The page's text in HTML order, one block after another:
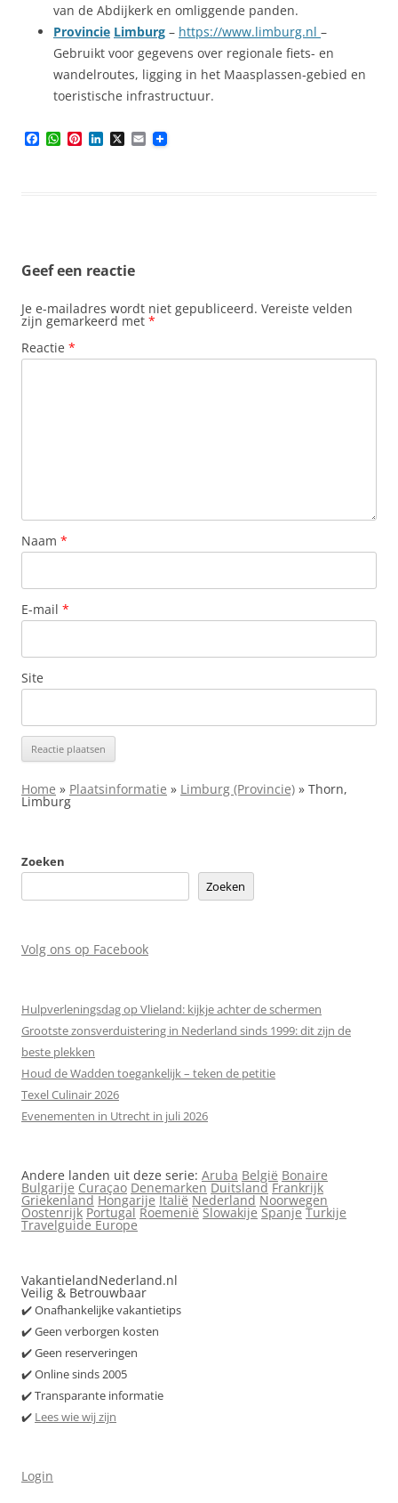
van de Abdijkerk en omliggende panden.
Provincie Limburg – https://www.limburg.nl –
Gebruikt voor gegevens over regionale fiets- en
wandelroutes, ligging in het Maasplassen‑gebied en
toeristische infrastructuur.
W P X E
m
Geef een reactie
Je e-mailadres wordt niet gepubliceerd. Vereiste velden
zijn gemarkeerd met *
Reactie *
Naam *
E-mail *
Site
Home » Plaatsinformatie » Limburg (Provincie) » Thorn,
Limburg
Zoeken
Zoeken
Volg ons op Facebook
Hulpverleningsdag op Vlieland: kijkje achter de schermen
Grootste zonsverduistering in Nederland sinds 1999: dit zijn de
beste plekken
Houd de Wadden toegankelijk – teken de petitie
Texel Culinair 2026
Evenementen in Utrecht in juli 2026
Andere landen uit deze serie: Aruba België Bonaire
Bulgarije Curaçao Denemarken Duitsland Frankrijk
Griekenland Hongarije Italië Nederland Noorwegen
Oostenrijk Portugal Roemenië Slowakije Spanje Turkije
Travelguide Europe
VakantielandNederland.nl
Veilig & Betrouwbaar
✔️ Onafhankelijke vakantietips
✔️ Geen verborgen kosten
✔️ Geen reserveringen
✔️ Online sinds 2005
✔️ Transparante informatie
✔️ Lees wie wij zijn
Login